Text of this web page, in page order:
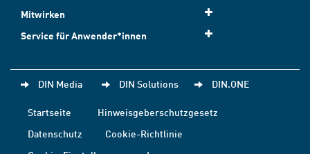
Mitwirken
Service für Anwender*innen
DIN Media DIN Solutions DIN.ONE
Startseite
Hinweisgeberschutzgesetz
Datenschutz
Cookie-Richtlinie